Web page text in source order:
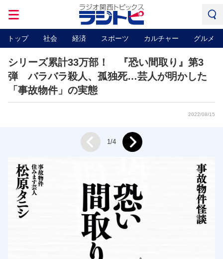
トップ 社会 経済 スポーツ カルチャー グルメ
シリーズ累計33万部！ 『恐い間取り』第3
弾 バラバラ殺人、孤独死…芸人が明かした
「事故物件」の実態
2022/08/15
Prev 1/4 Next